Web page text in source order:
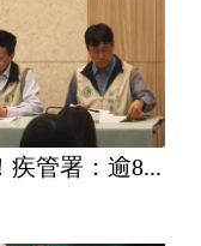
疾管署：逾8...